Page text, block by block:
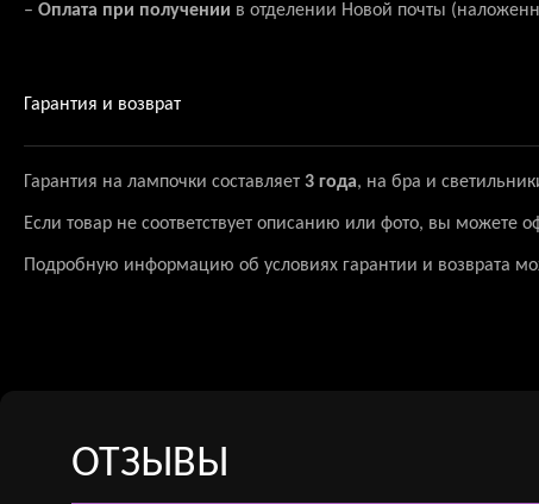
– Оплата при получении в отделении Новой почты
Гарантия и возврат
Гарантия на лампочки составляет 3 года, на бра и
Если товар не соответствует описанию или фото, вы можете
Подробную информацию об условиях гарантии и возврата
ОТЗЫВЫ